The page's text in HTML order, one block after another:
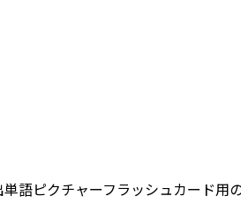
単語ピクチャーフラッシュカード